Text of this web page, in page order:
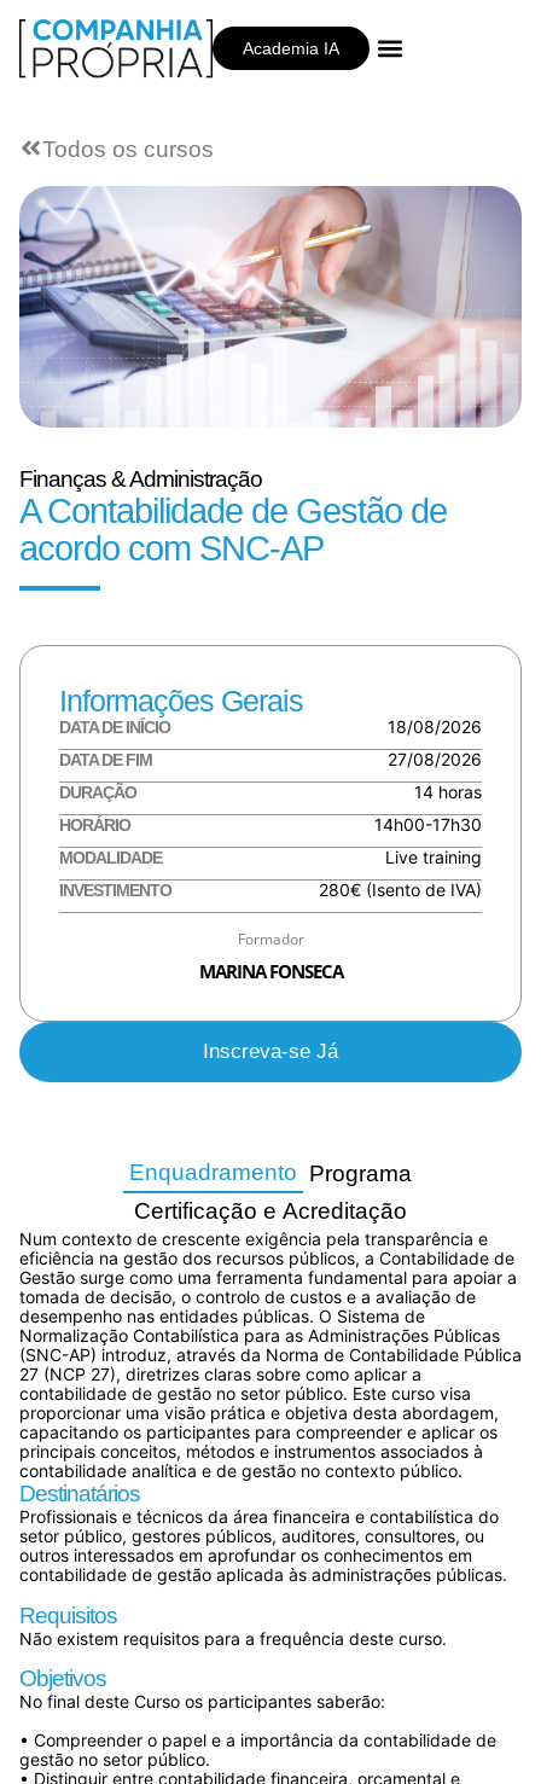
Academia IA
Todos os cursos
Finanças & Administração
A Contabilidade de Gestão de
acordo com SNC-AP
Informações Gerais
DATA DE INÍCIO 18/08/2026
DATA DE FIM 27/08/2026
DURAÇÃO 14 horas
HORÁRIO 14h00-17h30
MODALIDADE Live training
INVESTIMENTO 280€ (Isento de IVA)
Formador
MARINA FONSECA
Inscreva-se Já
Enquadramento Programa
Certificação e Acreditação
Num contexto de crescente exigência pela transparência e
eficiência na gestão dos recursos públicos, a Contabilidade de
Gestão surge como uma ferramenta fundamental para apoiar a
tomada de decisão, o controlo de custos e a avaliação de
desempenho nas entidades públicas. O Sistema de
Normalização Contabilística para as Administrações Públicas
(SNC-AP) introduz, através da Norma de Contabilidade Pública
27 (NCP 27), diretrizes claras sobre como aplicar a
contabilidade de gestão no setor público. Este curso visa
proporcionar uma visão prática e objetiva desta abordagem,
capacitando os participantes para compreender e aplicar os
principais conceitos, métodos e instrumentos associados à
contabilidade analítica e de gestão no contexto público.
Destinatários
Profissionais e técnicos da área financeira e contabilística do
setor público, gestores públicos, auditores, consultores, ou
outros interessados em aprofundar os conhecimentos em
contabilidade de gestão aplicada às administrações públicas.
Requisitos
Não existem requisitos para a frequência deste curso.
Objetivos
No final deste Curso os participantes saberão:
• Compreender o papel e a importância da contabilidade de
gestão no setor público.
• Distinguir entre contabilidade financeira, orçamental e